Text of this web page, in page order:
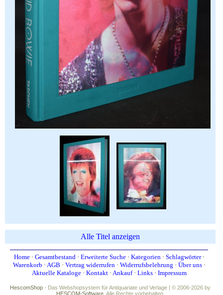
Alle Titel anzeigen
Home· Gesamtbestand· Erweiterte Suche· Kategorien· Schlagwörter·
Warenkorb · AGB · Vertrag widerrufen· Widerrufsbelehrung · Über uns·
Aktuelle Kataloge· Kontakt· Ankauf· Links· Impressum
HescomShop - Das Webshopsystem für Antiquariate und Verlage | © 2006-2026 by
HESCOM-Software. Alle Rechte vorbehalten.